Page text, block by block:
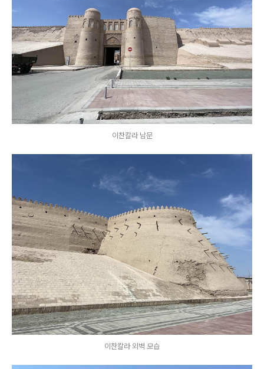
이찬칼라 남문
이찬칼라 외벽 모습